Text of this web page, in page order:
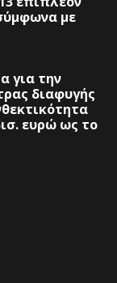
με
για την
διαφυγής
ευρώ ως το